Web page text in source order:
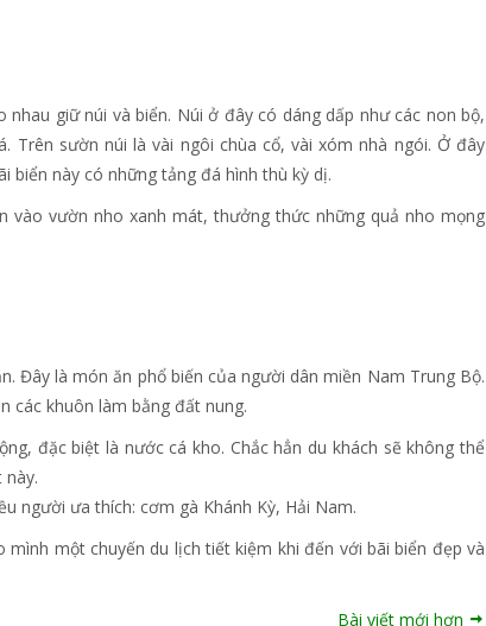
giữ núi và biển. Núi ở đây có dáng dấp như các non bộ,
Trên sườn núi là vài ngôi chùa cổ, vài xóm nhà ngói. Ở đây
biển này có những tảng đá hình thù kỳ dị.
vào vườn nho xanh mát, thưởng thức những quả nho mọng
Đây là món ăn phổ biến của người dân miền Nam Trung Bộ.
các khuôn làm bằng đất nung.
đặc biệt là nước cá kho. Chắc hẳn du khách sẽ không thể
người ưa thích: cơm gà Khánh Kỳ, Hải Nam.
một chuyến du lịch tiết kiệm khi đến với bãi biển đẹp và
Bài viết mới hơn